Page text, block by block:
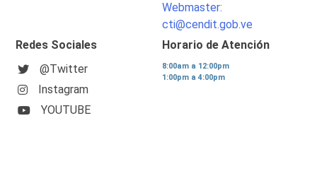
Webmaster:
cti@cendit.gob.ve
Redes Sociales
@Twitter
Instagram
YOUTUBE
Horario de Atención
8:00am a 12:00pm
1:00pm a 4:00pm